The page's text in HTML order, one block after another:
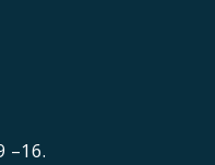
–16.